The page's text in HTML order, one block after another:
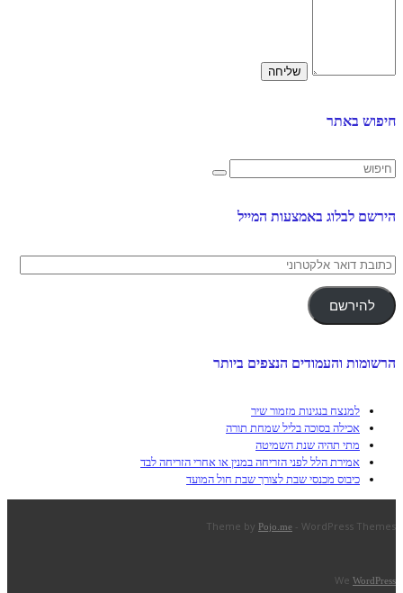
חיפוש באתר
הירשם לבלוג באמצעות המייל
כתובת
אלקטרוני
להירשם
הרשומות והעמודים הנצפים ביותר
למנצח בנגינות מזמור שיר
אכילה בסוכה בליל שמחת תורה
מתי תהיה שנת השמיטה
אמירת הלל לפני הזריחה במנין או אחרי הזריחה לבד
כיבוס מכנסי שבת לצורך שבת חול המועד
Theme by Pojo.me - WordPress Themes
We WordPress